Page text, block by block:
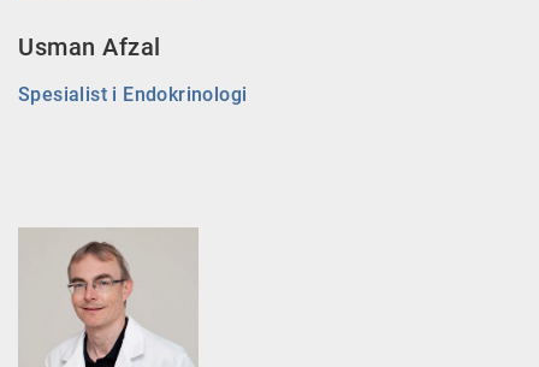
Usman Afzal
Spesialist i Endokrinologi